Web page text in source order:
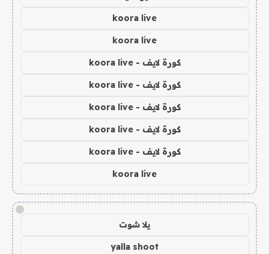
koora live
koora live
كورة لايف - koora live
كورة لايف - koora live
كورة لايف - koora live
كورة لايف - koora live
كورة لايف - koora live
koora live
!
يلا شوت
yalla shoot